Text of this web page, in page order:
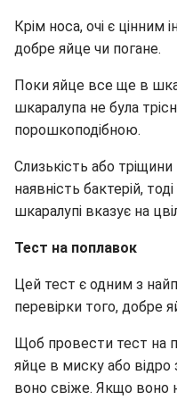
Крім носа, очі є
добре яйце чи погане.
Поки яйце все ще в
шкаралупа не була
порошкоподібною.
Слизькість або
наявність бактерій,
шкаралупі вказує на
Тест на поплавок
Цей тест є одним з
перевірки того, добре
Щоб провести тест на
яйце в миску або
воно свіже. Якщо воно